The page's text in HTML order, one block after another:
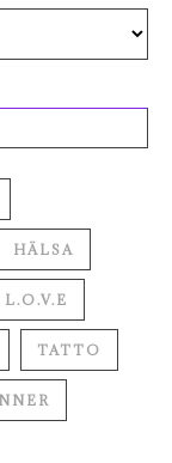
HÄLSA
L.O.V.E
TATTO